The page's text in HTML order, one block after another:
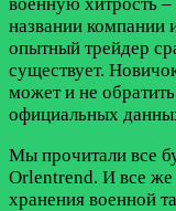
названии компании
опытный трейдер
существует.
может и не
официальных
Мы прочитали все
Orlentrend. И все же
хранения военной